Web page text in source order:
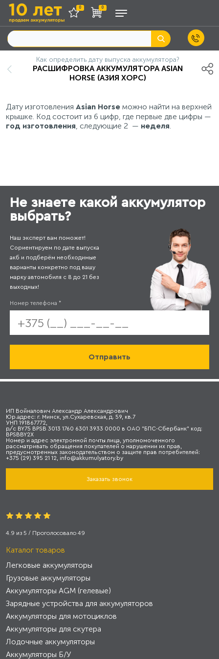
0 0
Как определить дату выпуска аккумулятора?
РАСШИФРОВКА АККУМУЛЯТОРА ASIAN
HORSE (АЗИЯ ХОРС)
Дату изготовления Asian Horse можно найти на верхней
крышке. Код состоит из 6 цифр, где первые две цифры —
год изготовления, следующие 2 — неделя.
Не знаете какой аккумулятор
выбрать?
Наш эксперт вам поможет!
Сориентируем по дате выпуска
акб и подберём необходимые
варианты конкретно под вашу
марку автомобиля с 8 до 21 без
выходных!
Номер телефона *
ИП Войналович Александр Александрович
Юр.адрес: г. Минск, ул.Сухаревская, д. 59, кв.7
УНП 191867772,
р/с BY75 BPSB 3013 1760 6301 3933 0000 в ОАО "БПС-Сбербанк" код:
BPSBBY2X
Номер и адрес электронной почты лица, уполномоченного
рассматривать обращения покупателей о нарушении их прав,
предусмотренных законодательством о защите прав потребителей:
+375 (29) 395 21 12, info@akkumulyatory.by
Заказать звонок
4.9 из 5 / Проголосовало 49
Каталог товаров
Легковые аккумуляторы
Грузовые аккумуляторы
Аккумуляторы AGM (гелевые)
Зарядные устройства для аккумуляторов
Аккумуляторы для мотоциклов
Аккумуляторы для скутера
Лодочные аккумуляторы
Аккумуляторы Б/У